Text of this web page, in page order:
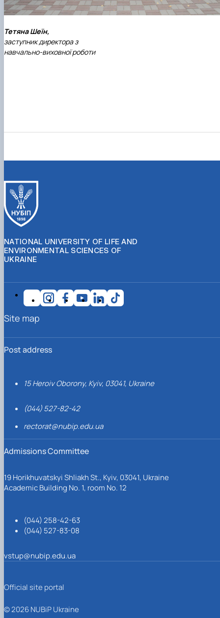
Тетяна Шеїн,
заступник директора з
навчально-виховної роботи
NATIONAL UNIVERSITY OF LIFE AND
ENVIRONMENTAL SCIENCES OF
UKRAINE
Post address
15 Heroiv Oborony, Kyiv, 03041, Ukraine
(044) 527-82-42
rectorat@nubip.edu.ua
Admissions Committee
19 Horikhuvatskyi Shliakh St., Kyiv, 03041, Ukraine
Academic Building No. 1, room No. 12
(044) 258-42-63
(044) 527-83-08
vstup@nubip.edu.ua
Site map
Official site portal
© 2026 NUBiP Ukraine